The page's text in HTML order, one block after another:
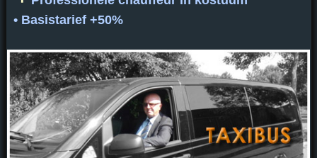
• Basistarief +50%